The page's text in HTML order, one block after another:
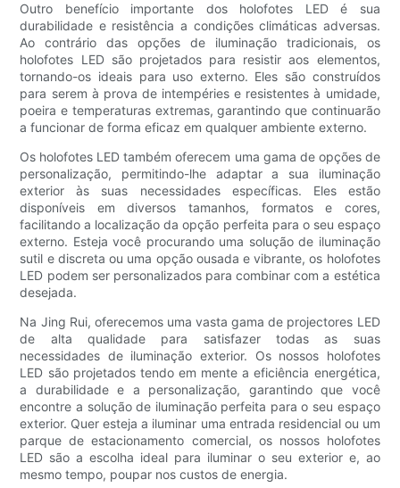
Outro benefício importante dos holofotes LED é sua
durabilidade e resistência a condições climáticas adversas.
Ao contrário das opções de iluminação tradicionais, os
holofotes LED são projetados para resistir aos elementos,
tornando-os ideais para uso externo. Eles são construídos
para serem à prova de intempéries e resistentes à umidade,
poeira e temperaturas extremas, garantindo que continuarão
a funcionar de forma eficaz em qualquer ambiente externo.
Os holofotes LED também oferecem uma gama de opções de
personalização, permitindo-lhe adaptar a sua iluminação
exterior às suas necessidades específicas. Eles estão
disponíveis em diversos tamanhos, formatos e cores,
facilitando a localização da opção perfeita para o seu espaço
externo. Esteja você procurando uma solução de iluminação
sutil e discreta ou uma opção ousada e vibrante, os holofotes
LED podem ser personalizados para combinar com a estética
desejada.
Na Jing Rui, oferecemos uma vasta gama de projectores LED
de alta qualidade para satisfazer todas as suas
necessidades de iluminação exterior. Os nossos holofotes
LED são projetados tendo em mente a eficiência energética,
a durabilidade e a personalização, garantindo que você
encontre a solução de iluminação perfeita para o seu espaço
exterior. Quer esteja a iluminar uma entrada residencial ou um
parque de estacionamento comercial, os nossos holofotes
LED são a escolha ideal para iluminar o seu exterior e, ao
mesmo tempo, poupar nos custos de energia.